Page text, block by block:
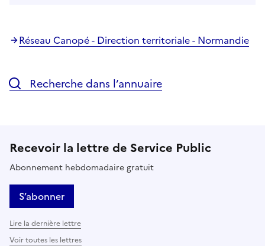
Réseau Canopé - Direction territoriale - Normandie
Recherche dans l’annuaire
Recevoir la lettre de Service Public
Abonnement hebdomadaire gratuit
S’abonner
Lire la dernière lettre
Voir toutes les lettres